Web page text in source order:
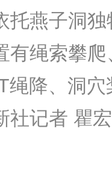
托燕子洞独
有绳索攀爬
绳降、洞穴
社记者 瞿